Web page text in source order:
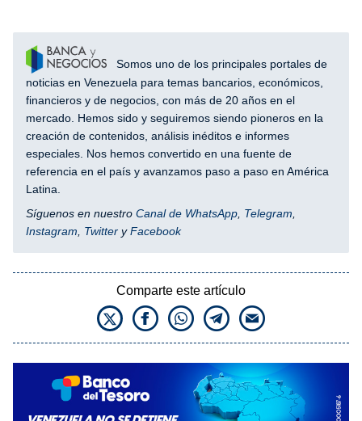
Somos uno de los principales portales de
noticias en Venezuela para temas bancarios, económicos,
financieros y de negocios, con más de 20 años en el
mercado. Hemos sido y seguiremos siendo pioneros en la
creación de contenidos, análisis inéditos e informes
especiales. Nos hemos convertido en una fuente de
referencia en el país y avanzamos paso a paso en América
Latina.
Síguenos en nuestro Canal de WhatsApp Telegram
Instagram
Twitter yFacebook
Comparte este artículo